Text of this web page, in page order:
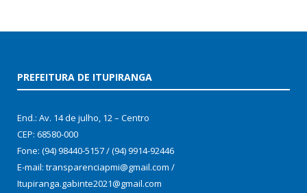
PREFEITURA DE ITUPIRANGA
End.: Av. 14 de julho, 12 – Centro
CEP: 68580-000
Fone: (94) 98440-5157 / (94) 9914-92446
E-mail: transparenciapmi@gmail.com /
Itupiranga.gabinte2021@gmail.com